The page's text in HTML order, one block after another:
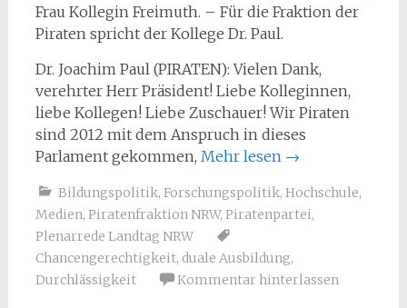
Frau Kollegin Freimuth. – Für die Fraktion der
Piraten spricht der Kollege Dr. Paul.
Dr. Joachim Paul (PIRATEN): Vielen Dank,
verehrter Herr Präsident! Liebe Kolleginnen,
liebe Kollegen! Liebe Zuschauer! Wir Piraten
sind 2012 mit dem Anspruch in dieses
Parlament gekommen, Mehr lesen →
Bildungspolitik, Forschungspolitik, Hochschule,
Medien, Piratenfraktion NRW, Piratenpartei,
Plenarrede Landtag NRW
Chancengerechtigkeit, duale Ausbildung,
Durchlässigkeit
Kommentar hinterlassen